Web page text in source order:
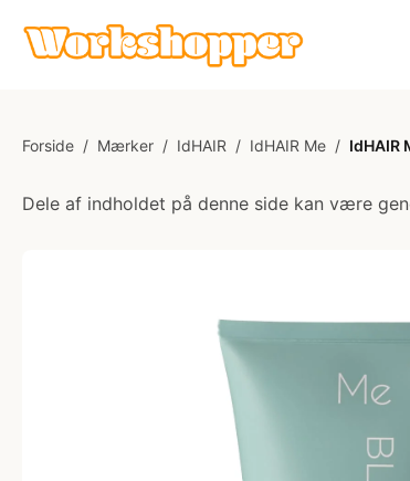
Forside / Mærker / IdHAIR / IdHAIR Me / IdHAIR
Dele af indholdet på denne side kan være